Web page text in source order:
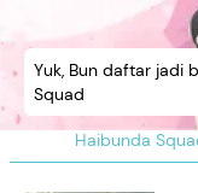
Haibunda
Yuk, Bun daftar jadi
Squad